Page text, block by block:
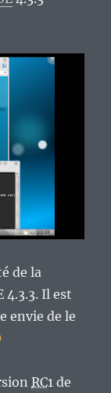
de la
4.3.3. Il est
envie de le
RC1 de